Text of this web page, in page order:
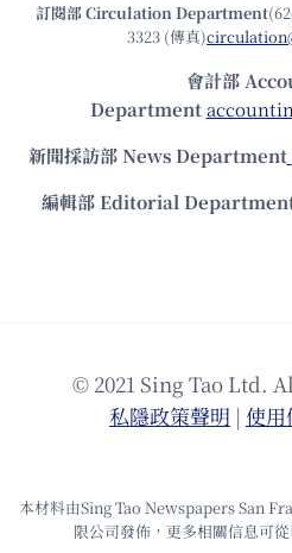
訂閱部 Circulation Department
3323 (傳真)
會計部
Department
新聞採訪部 News Department
編輯部 Editorial
© 2021 Sing Tao Ltd.
私隱政策聲明 | 使⽤
本材料由Sing Tao Newspapers San
限公司發佈，更多相關信息可